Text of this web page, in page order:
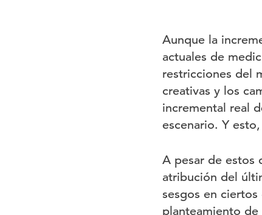
Aunque la
actuales de
restricciones del
creativas y los
incremental real
escenario. Y
A pesar de estos
atribución del
sesgos en ciertos
planteamiento